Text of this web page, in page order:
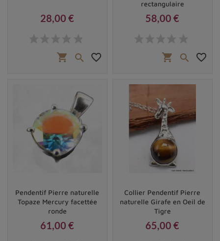
28,00 €
shopping_cart  favorite_border
rectangulaire
58,00 €
shopping_cart  favorite_border
Pendentif Pierre naturelle
Topaze Mercury facettée
ronde
61,00 €
Collier Pendentif Pierre
naturelle Girafe en Oeil de
Tigre
65,00 €